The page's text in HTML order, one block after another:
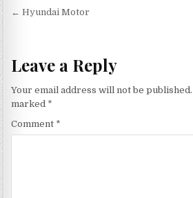
Post navigation
← Hyundai Motor
Leave a Reply
Your email address will not be published.
marked *
Comment *